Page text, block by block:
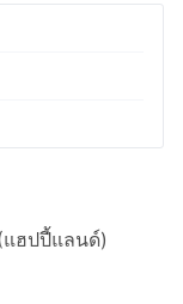
ฮปปี้แลนด์)